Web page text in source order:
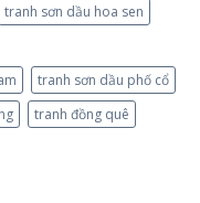
tranh sơn dầu hoa sen
tranh sơn dầu phố cổ
tranh đồng quê